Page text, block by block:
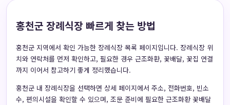
홍천군 장례식장 빠르게 찾는 방법
홍천군 지역에서 확인 가능한 장례식장 목록 페이지입니다. 장례식장 위
치와 연락처를 먼저 확인하고, 필요한 경우 근조화환, 꽃배달, 꽃집 연결
까지 이어서 참고하기 좋게 정리했습니다.
홍천군 내 장례식장을 선택하면 상세 페이지에서 주소, 전화번호, 빈소
수, 편의시설을 확인할 수 있으며, 조문 준비에 필요한 근조화환 꽃배달